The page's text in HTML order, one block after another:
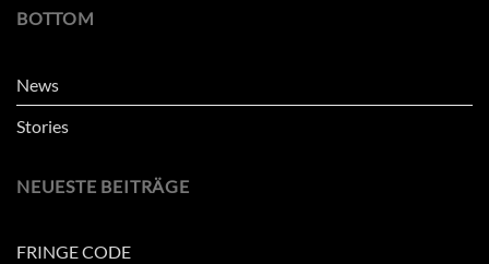
BOTTOM
News
Stories
NEUESTE BEITRÄGE
FRINGE CODE